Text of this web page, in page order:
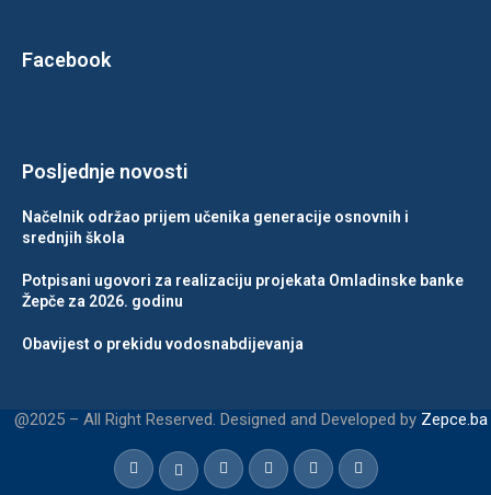
Facebook
Posljednje novosti
Načelnik održao prijem učenika generacije osnovnih i
srednjih škola
Potpisani ugovori za realizaciju projekata Omladinske banke
Žepče za 2026. godinu
Obavijest o prekidu vodosnabdijevanja
@2025 – All Right Reserved. Designed and Developed by Zepce.ba